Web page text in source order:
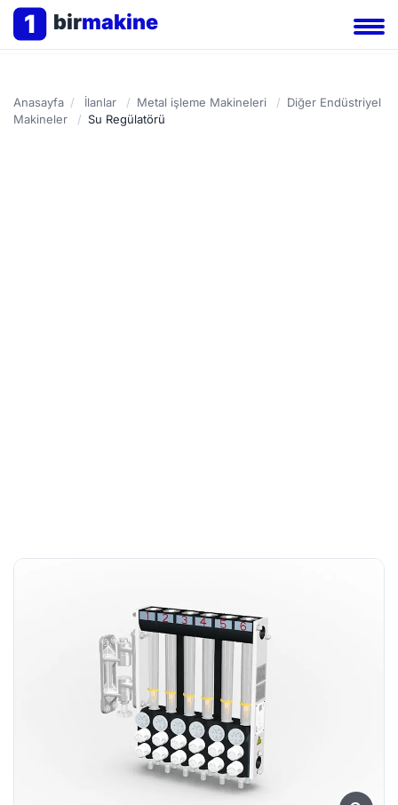
1 birmakine
Anasayfa / İlanlar / Metal işleme Makineleri / Diğer Endüstriyel
Makineler
/ Su Regülatörü